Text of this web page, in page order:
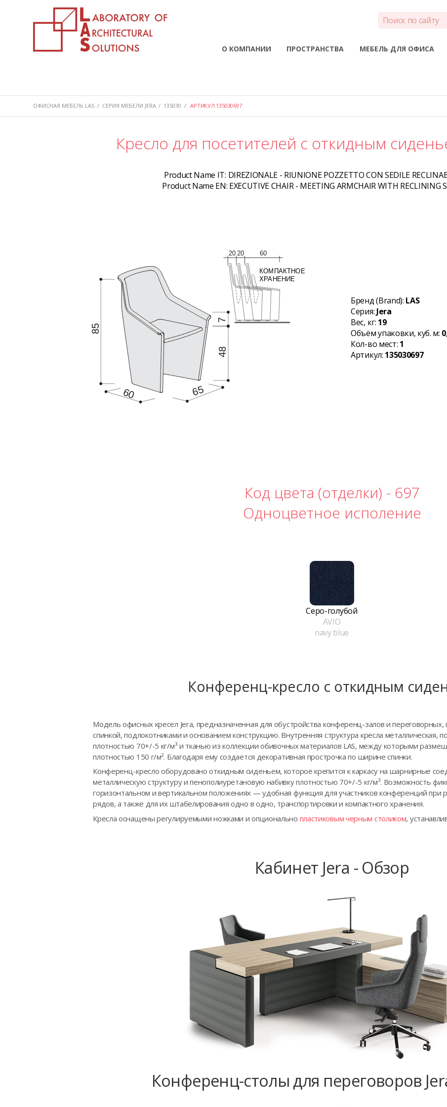
О КОМПАНИИ ПРОСТРАНСТВА МЕБЕЛЬ ДЛЯ ОФИСА
ОФИСНАЯ МЕБЕЛЬ LAS / СЕРИЯ МЕБЕЛИ JERA / 135030 / АРТИКУЛ 135030697
Кресло для посетителей с откидным
Product Name IT: DIREZIONALE - RIUNIONE POZZETTO CON SEDILE
Product Name EN: EXECUTIVE CHAIR - MEETING ARMCHAIR WITH RECLINING
Бренд (Brand): LAS
Серия: Jera
Вес, кг: 19
Объём упаковки, куб. м:
Кол-во мест: 1
Артикул: 135030697
Код цвета (отделки) - 697
Одноцветное исполение
Серо-голубой
AVIO
navy blue
Конференц-кресло с откидным
Модель офисных кресел Jera, предназначенная для обустройства конференц-залов и
спинкой, подлокотниками и основанием конструкцию. Внутренняя структура кресла металлическая,
плотностью 70+/-5 кг/м³ и тканью из коллекции обивочных материалов LAS, между которыми
плотностью 150 г/м². Благодаря ему создается декоративная прострочка по ширине спинки.
Конференц-кресло оборудовано откидным сиденьем, которое крепится к каркасу на шарнирные
металлическую структуру и пенополиуретановую набивку плотностью 70+/-5 кг/м³. Возможность
горизонтальном и вертикальном положениях — удобная функция для участников конференций при
рядов, а также для их штабелирования одно в одно, транспортировки и компактного хранения.
Кресла оснащены регулируемыми ножками и опционально пластиковым черным столиком,
Кабинет Jera - Обзор
Конференц-столы для переговоров